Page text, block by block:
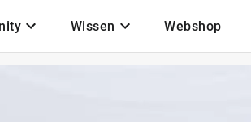
Wissen Webshop